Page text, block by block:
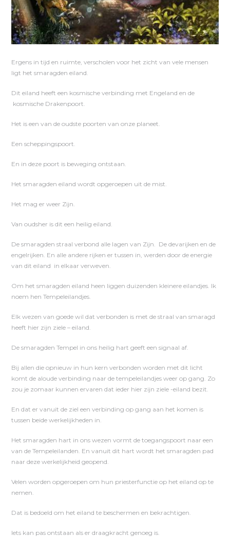
Ergens in tijd en ruimte, verscholen voor het zicht van vele mensen
ligt het smaragden eiland.
Dit eiland heeft een kosmische verbinding met Engeland en de
kosmische Drakenpoort.
Het is een van de oudste poorten van onze planeet.
Een scheppingspoort.
En in deze poort is beweging ontstaan.
Het smaragden eiland wordt opgeroepen uit de mist.
Het mag er weer Zijn.
Van oudsher is dit een heilig eiland.
De smaragden straal verbond alle lagen van Zijn. De devarijken en de
engelrijken. En alle andere rijken er tussen in, werden door de energie
van dit eiland in elkaar verweven.
Om het smaragden eiland heen liggen duizenden kleinere eilandjes. Ik
noem hen Tempeleilandjes.
Elk wezen van goede wil dat verbonden is met de straal van smaragd
heeft hier zijn ziele – eiland.
De smaragden Tempel in ons heilig hart geeft een signaal af.
Bij allen die opnieuw in hun kern verbonden worden met dit licht
komt de aloude verbinding naar de tempeleilandjes weer op gang. Zo
zou je zomaar kunnen ervaren dat ieder hier zijn ziele -eiland bezit.
En dat er vanuit de ziel een verbinding op gang aan het komen is
tussen beide werkelijkheden in.
Het smaragden hart in ons wezen vormt de toegangspoort naar een
van de Tempeleilanden. En vanuit dit hart wordt het smaragden pad
naar deze werkelijkheid geopend.
Velen worden opgeroepen om hun priesterfunctie op het eiland op te
nemen.
Dat is bedoeld om het eiland te beschermen en bekrachtigen.
Iets kan pas ontstaan als er draagkracht genoeg is.